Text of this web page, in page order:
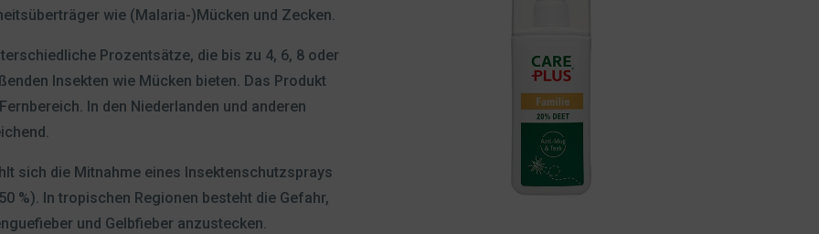
wie (Malaria-)Mücken und Zecken.
Prozentsätze, die bis zu 4, 6, 8 oder
Insekten wie Mücken bieten. Das Produkt
In den Niederlanden und anderen
sich die Mitnahme eines Insektenschutzsprays
%). In tropischen Regionen besteht die Gefahr,
und Gelbfieber anzustecken.